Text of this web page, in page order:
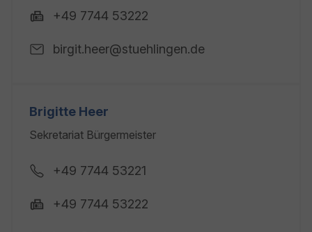
+49 7744 53222
birgit.heer@stuehlingen.de
Brigitte Heer
Sekretariat Bürgermeister
+49 7744 53221
+49 7744 53222